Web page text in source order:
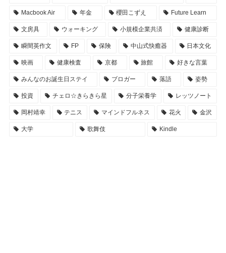
Macbook Air 年金 櫻田こずえ Future Learn
文房具 ウォーキング 小規模企業共済 健康診断
瞬間英作文 FP 保険 中山式快癒器 日本文化
映画 健康検査 京都 旅館 好きな言葉
みんなのお誕生日ステイ ブロガー 落語 姿勢
投資 チェロ☆きらきら星 分子栄養学 レッツノート
岡村靖幸 テニス マインドフルネス 花火 金沢
大学 歌舞伎 Kindle